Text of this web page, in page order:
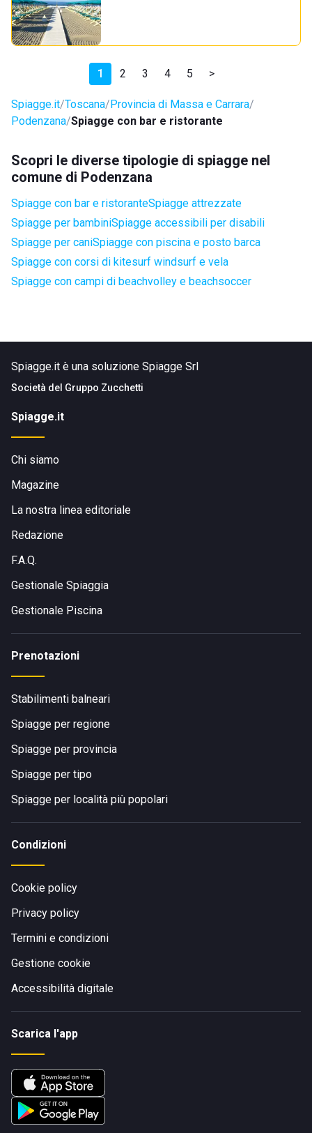
1 2 3 4 5 >
Spiagge.it Toscana Provincia di Massa e Carrara
Podenzana Spiagge con bar e ristorante
Scopri le diverse tipologie di spiagge nel
comune di Podenzana
Spiagge con bar e ristoranteSpiagge attrezzate
Spiagge per bambiniSpiagge accessibili per disabili
Spiagge per caniSpiagge con piscina e posto barca
Spiagge con corsi di kitesurf windsurf e vela
Spiagge con campi di beachvolley e beachsoccer
Spiagge.it è una soluzione Spiagge Srl
Società del Gruppo Zucchetti
Spiagge.it
Chi siamo
Magazine
La nostra linea editoriale
Redazione
F.A.Q.
Gestionale Spiaggia
Gestionale Piscina
Prenotazioni
Stabilimenti balneari
Spiagge per regione
Spiagge per provincia
Spiagge per tipo
Spiagge per località più popolari
Condizioni
Cookie policy
Privacy policy
Termini e condizioni
Gestione cookie
Accessibilità digitale
Scarica l'app